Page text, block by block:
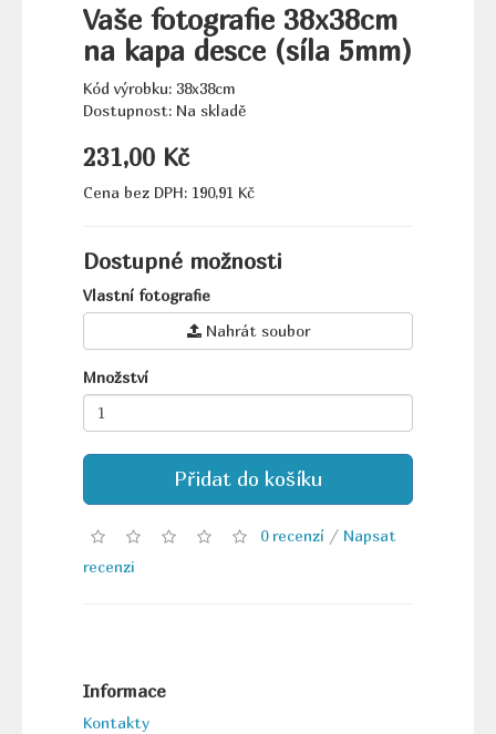
Vaše fotografie 38x38cm
na kapa desce (síla 5mm)
Kód výrobku: 38x38cm
Dostupnost: Na skladě
231,00 Kč
Cena bez DPH: 190,91 Kč
Dostupné možnosti
Vlastní fotografie
Nahrát soubor
Množství
Přidat do košíku
0 recenzí/ Napsat
recenzi
Informace
Kontakty